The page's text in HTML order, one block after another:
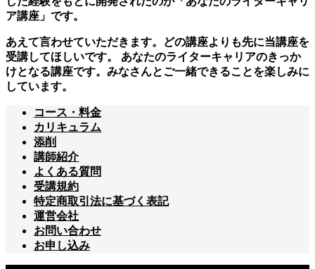
ア講座」です。
あえて言わせていただきます。どの講座よりも先に当講座を
受講してほしいです。 あなたのライターキャリアのきっか
けとなる講座です。みなさんとご一緒できることを楽しみに
しています。
コース・料金
カリキュラム
添削
講師紹介
よくある質問
受講規約
特定商取引法に基づく表記
運営会社
お問い合わせ
お申し込み